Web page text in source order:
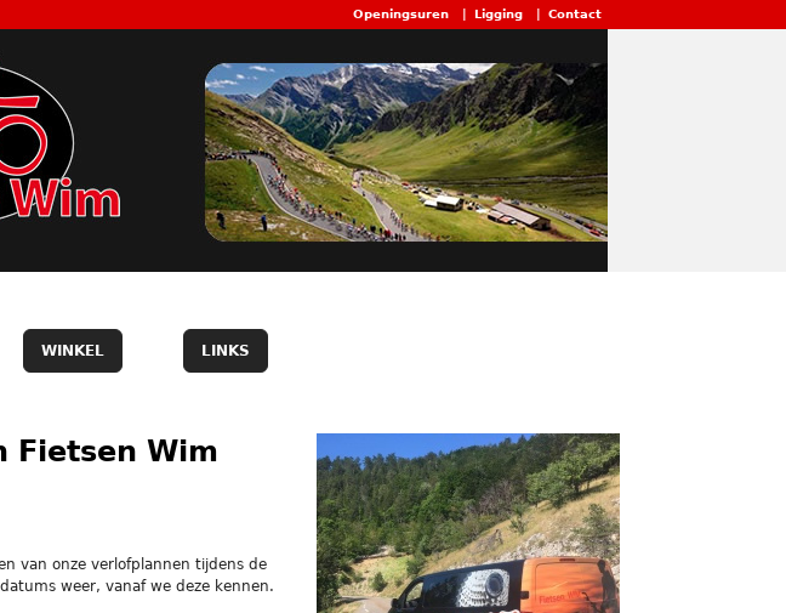
Openingsuren Ligging Contact
WINKEL LINKS
Fietsen Wim
van onze verlofplannen tijdens de
weer, vanaf we deze kennen.